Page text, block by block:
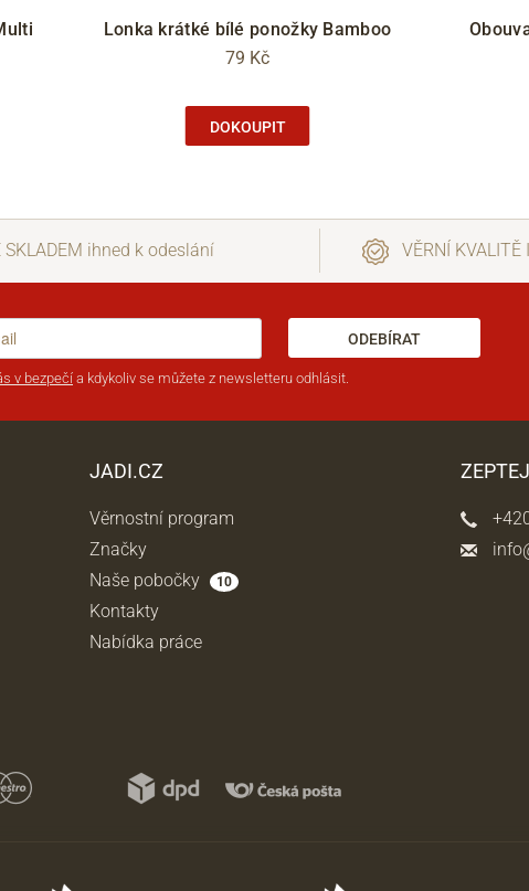
Lonka krátké bílé ponožky Bamboo
79 Kč
DOKOUPIT
SKLADEM ihned k odeslání VĚRNÍ
ODEBÍRAT
v bezpečí a kdykoliv se můžete z newsletteru odhlásit.
JADI.CZ
Věrnostní program
Značky
Naše pobočky
10
Kontakty
Nabídka práce